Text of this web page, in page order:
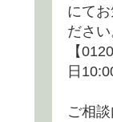
にて
ださ
【
日
ご相